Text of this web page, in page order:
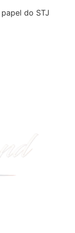
do STJ